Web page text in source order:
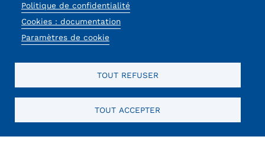
Accueillir un alternant ?
Taxe d'apprentissage
Infos enseignants
Être enseignant au Cnam
Infos partenaires
Réseaux
sociaux
Menu
Politique de confidentialité
Cookies : documentation
Paramètres de cookie
TOUT REFUSER
TOUT ACCEPTER